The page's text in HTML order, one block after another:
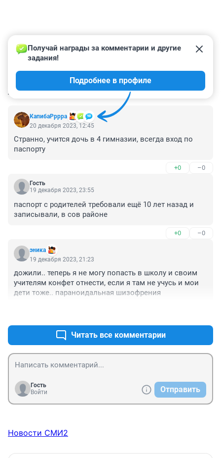
КОММЕНТАРИИ 125
КапибаРррра
Получай награды за комментарии и другие
задания!
Подробнее в профиле
20 декабря 2023, 12:45
Странно, учится дочь в 4 гимназии, всегда вход по
паспорту
+0 –0
Гость
19 декабря 2023, 23:55
паспорт с родителей требовали ещё 10 лет назад и
записывали, в сов районе
+0 –0
эника
19 декабря 2023, 21:23
дожили.. теперь я не могу попасть в школу и своим
учителям конфет отнести, если я там не учусь и мои
дети тоже.. параноидальная шизофрения
Читать все комментарии
Гость
Войти
Отправить
Новости СМИ2